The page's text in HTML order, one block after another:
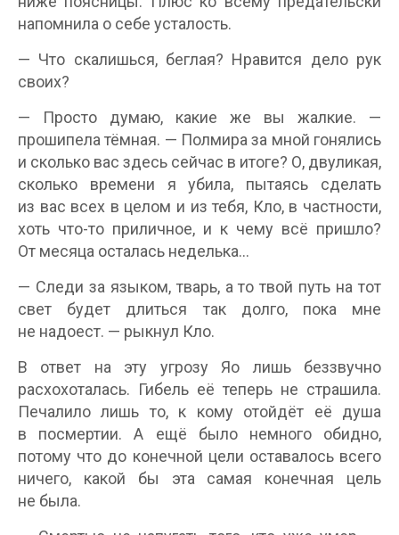
напомнила о себе усталость.
— Что скалишься, беглая? Нравится дело рук
своих?
— Просто думаю, какие же вы жалкие. —
прошипела тёмная. — Полмира за мной гонялись
и сколько вас здесь сейчас в итоге? О, двуликая,
сколько времени я убила, пытаясь сделать
из вас всех в целом и из тебя, Кло, в частности,
хоть что-то приличное, и к чему всё пришло?
От месяца осталась неделька…
— Следи за языком, тварь, а то твой путь на тот
свет будет длиться так долго, пока мне
не надоест. — рыкнул Кло.
В ответ на эту угрозу Яо лишь беззвучно
расхохоталась. Гибель её теперь не страшила.
Печалило лишь то, к кому отойдёт её душа
в посмертии. А ещё было немного обидно,
потому что до конечной цели оставалось всего
ничего, какой бы эта самая конечная цель
не была.